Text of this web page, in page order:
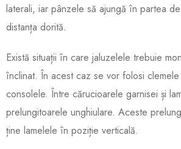
laterali, iar pânzele să ajungă în partea
distanța dorită.
Există situații în care jaluzelele trebuie
înclinat. În acest caz se vor folosi
consolele. Între cărucioarele garnisei și
prelungitoarele unghiulare. Aceste
ține lamelele în poziție verticală.